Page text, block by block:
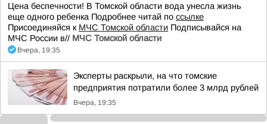
Цена беспечности! В Томской области вода унесла жизнь
еще одного ребенка Подробнее читай по ссылке
Присоединяйся к МЧС Томской области Подписывайся на
МЧС России в// МЧС Томской области
Вчера, 19:35
Эксперты раскрыли, на что томские
предприятия потратили более 3 млрд рублей
Вчера, 19:35